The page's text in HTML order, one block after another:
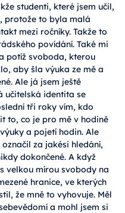
studenti, které jsem učil,
protože to byla malá
mezi ročníky. Takže to
povídání. Také mi
potíž svoboda, kterou
aby šla výuka ze mě a
Ale já jsem ještě
učitelská identita se
tři roky vím, kdo
to, co je pro mě v hodině
a pojetí hodin. Ale
za jakési hledání,
dokončené. A když
velkou mírou svobody na
hranice, ve kterých
že mně to vyhovuje. Měl
a mohl jsem si